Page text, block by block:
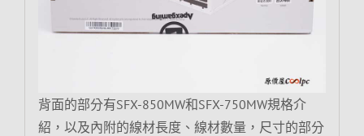
背面的部分有SFX-850MW和SFX-750MW規格介
紹，以及內附的線材長度、線材數量，尺寸的部分